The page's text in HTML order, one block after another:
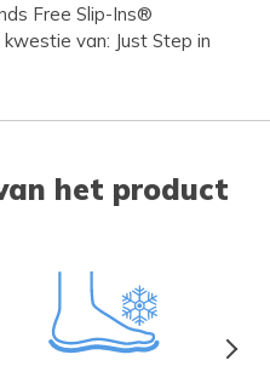
Free Slip-Ins®
van: Just Step in
het product